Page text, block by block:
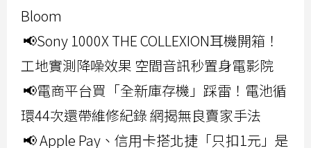
Bloom
📢Sony 1000X THE COLLEXION耳機開箱！
工地實測降噪效果 空間音訊秒置身電影院
📢電商平台買「全新庫存機」踩雷！電池循
環44次還帶維修紀錄 網揭無良賣家手法
📢 Apple Pay、信用卡搭北捷「只扣1元」是